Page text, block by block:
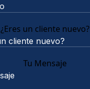
¿Eres un cliente nuevo?
Tu Mensaje